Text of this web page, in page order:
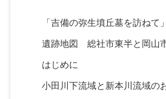
「吉備の弥生墳丘墓を訪ねて
遺跡地図 総社市東半と岡山
はじめに
小田川下流域と新本川流域の